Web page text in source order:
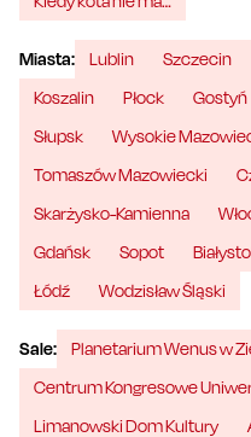
Miasta: Lublin Szczecin
Koszalin
Płock Gostyń
Słupsk
Wysokie
Tomaszów Mazowiecki
Skarżysko-Kamienna
Gdańsk
Sopot
Łódź
Wodzisław Śląski
Sale:
Planetarium Wenus w
Centrum Kongresowe
Limanowski Dom Kultury